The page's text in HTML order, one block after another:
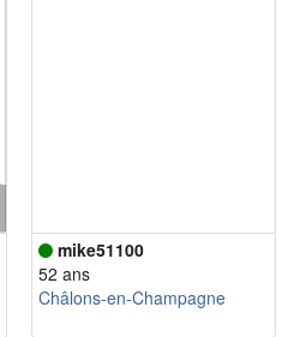
mike51100
52 ans
Châlons-en-Champagne